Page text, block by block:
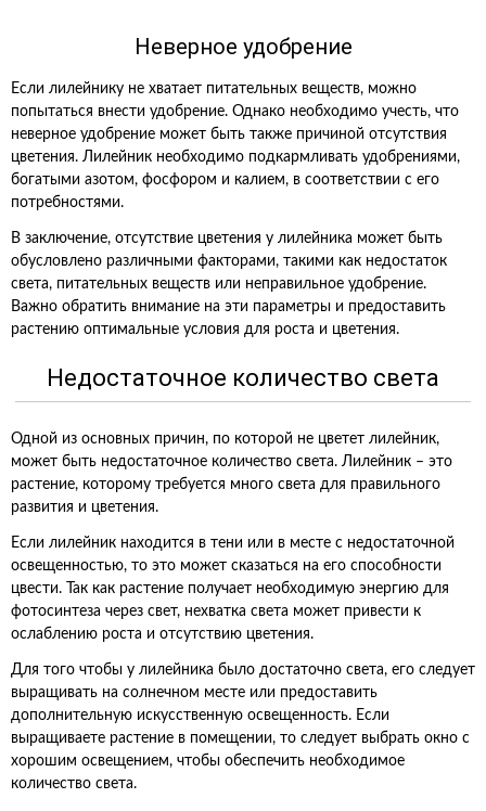
Неверное удобрение
Если лилейнику не хватает питательных веществ, можно
попытаться внести удобрение. Однако необходимо учесть, что
неверное удобрение может быть также причиной отсутствия
цветения. Лилейник необходимо подкармливать удобрениями,
богатыми азотом, фосфором и калием, в соответствии с его
потребностями.
В заключение, отсутствие цветения у лилейника может быть
обусловлено различными факторами, такими как недостаток
света, питательных веществ или неправильное удобрение.
Важно обратить внимание на эти параметры и предоставить
растению оптимальные условия для роста и цветения.
Недостаточное количество света
Одной из основных причин, по которой не цветет лилейник,
может быть недостаточное количество света. Лилейник – это
растение, которому требуется много света для правильного
развития и цветения.
Если лилейник находится в тени или в месте с недостаточной
освещенностью, то это может сказаться на его способности
цвести. Так как растение получает необходимую энергию для
фотосинтеза через свет, нехватка света может привести к
ослаблению роста и отсутствию цветения.
Для того чтобы у лилейника было достаточно света, его следует
выращивать на солнечном месте или предоставить
дополнительную искусственную освещенность. Если
выращиваете растение в помещении, то следует выбрать окно с
хорошим освещением, чтобы обеспечить необходимое
количество света.